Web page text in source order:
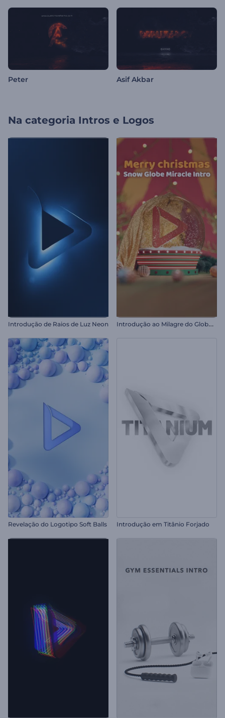
Peter Asif Akbar
Na categoria Intros e Logos
Introdução de Raios de Luz Neon I
ntrodução ao Milagre do Globo de Neve
Revelação do Logotipo Soft Balls Introdução em Titânio Forjado